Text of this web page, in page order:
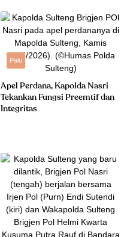
Palu
Apel Perdana, Kapolda Nasri
Tekankan Fungsi Preemtif dan
Integritas